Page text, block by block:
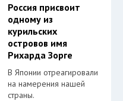
Россия присвоит
одному из
курильских
островов имя
Рихарда Зорге
В Японии отреагировали
на намерения нашей
страны.